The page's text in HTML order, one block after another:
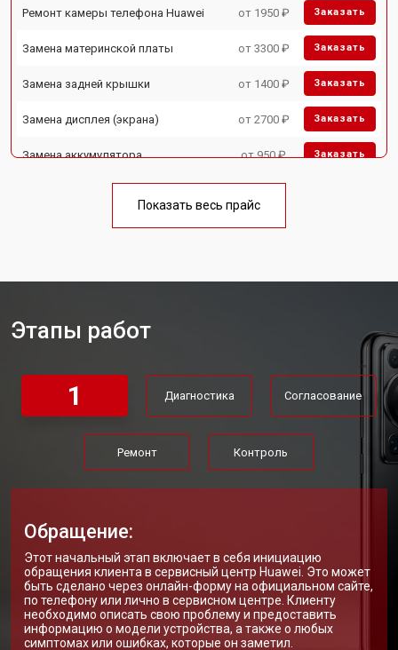
Ремонт камеры телефона Huawei от 1950 ₽ Заказать
Замена материнской платы от 3300 ₽ Заказать
Замена задней крышки от 1400 ₽ Заказать
Замена дисплея (экрана) от 2700 ₽ Заказать
Замена аккумулятора от 950 ₽ Заказать
Ремонт цепи питания от 3200 ₽
Показать весь прайс
Этапы работ
1 Диагностика Согласование
Ремонт Контроль
Обращение:
Этот начальный этап включает в себя инициацию
обращения клиента в сервисный центр Huawei. Это может
быть сделано через онлайн-форму на официальном сайте,
по телефону или лично в сервисном центре. Клиенту
необходимо описать свою проблему и предоставить
информацию о модели устройства, а также о любых
симптомах или ошибках, которые он заметил.